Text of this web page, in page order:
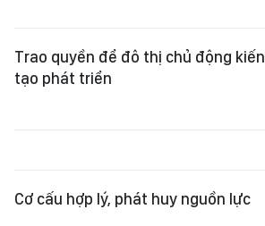
Trao quyền để đô thị chủ động kiến
tạo phát triển
Cơ cấu hợp lý, phát huy nguồn lực